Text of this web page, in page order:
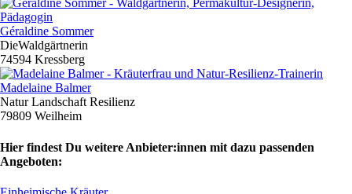
Géraldine Sommer
DieWaldgärtnerin
74594 Kressberg
Madelaine Balmer
Natur Landschaft Resilienz
79809 Weilheim
Hier findest Du weitere Anbieter:innen mit dazu passenden
Angeboten: